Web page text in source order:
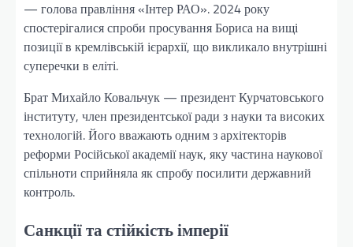
— голова правління «Інтер РАО». 2024 року
спостерігалися спроби просування Бориса на вищі
позиції в кремлівській ієрархії, що викликало внутрішні
суперечки в еліті.
Брат Михайло Ковальчук — президент Курчатовського
інституту, член президентської ради з науки та високих
технологій. Його вважають одним з архітекторів
реформи Російської академії наук, яку частина наукової
спільноти сприйняла як спробу посилити державний
контроль.
Санкції та стійкість імперії